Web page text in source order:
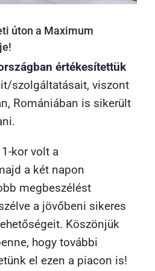
úton a Maximum
értékesítettük
szolgáltatásait, viszont
Romániában is sikerült
kor volt a
a két napon
megbeszélést
a jövőbeni sikeres
Köszönjük
hogy további
el ezen a piacon is!